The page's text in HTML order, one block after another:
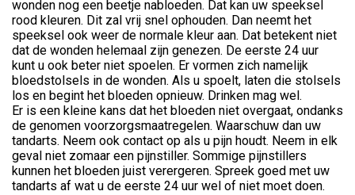
wonden nog een beetje nabloeden. Dat kan uw speeksel
rood kleuren. Dit zal vrij snel ophouden. Dan neemt het
speeksel ook weer de normale kleur aan. Dat betekent niet
dat de wonden helemaal zijn genezen. De eerste 24 uur
kunt u ook beter niet spoelen. Er vormen zich namelijk
bloedstolsels in de wonden. Als u spoelt, laten die stolsels
los en begint het bloeden opnieuw. Drinken mag wel.
Er is een kleine kans dat het bloeden niet overgaat, ondanks
de genomen voorzorgsmaatregelen. Waarschuw dan uw
tandarts. Neem ook contact op als u pijn houdt. Neem in elk
geval niet zomaar een pijnstiller. Sommige pijnstillers
kunnen het bloeden juist verergeren. Spreek goed met uw
tandarts af wat u de eerste 24 uur wel of niet moet doen.